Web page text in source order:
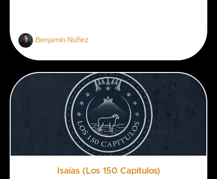
Benjamín Núñez
Isaías (Los 150 Capítulos)